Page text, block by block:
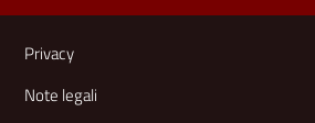
Link e informazioni utili
Privacy
Note legali